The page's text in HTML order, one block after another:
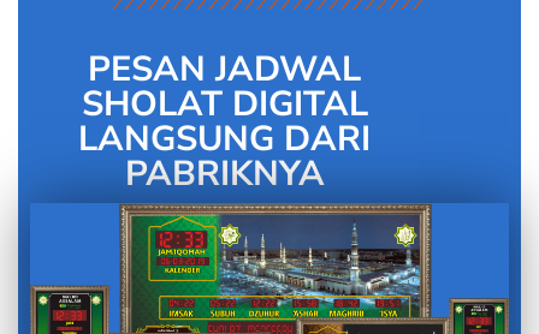
PESAN JADWAL
SHOLAT DIGITAL
LANGSUNG DARI
PABRIKNYA